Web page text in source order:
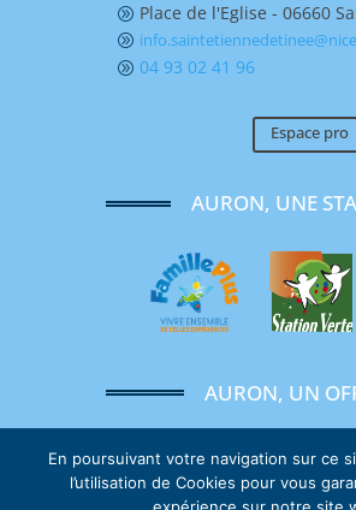
A Place de l'Eglise - 06660
A
A 04 93 02 41 96
Espace pro
AURON, UNE
AURON, UN
En poursuivant votre navigation sur ce
l’utilisation de Cookies pour vous